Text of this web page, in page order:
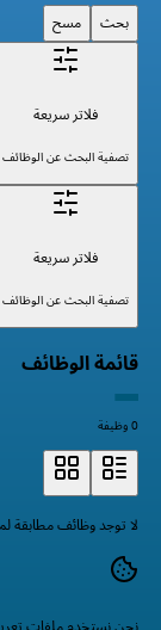
بحث
مسح
فلاتر سريعة
تصفية البحث عن الوظائف
فلاتر سريعة
تصفية البحث عن الوظائف
قائمة الوظائف
0 وظيفة
لا توجد وظائف مطابقة